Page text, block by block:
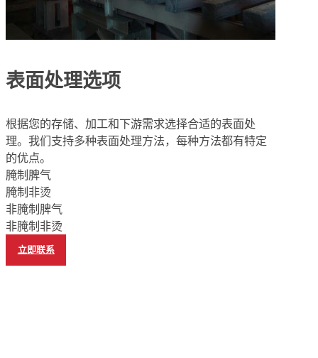
表面处理选项
根据您的存储、加工和下游需求选择合适的表面处
理。我们支持多种表面处理方法，每种方法都有特定
的优点。
腌制脾气
腌制非烫
非腌制脾气
非腌制非烫
立即联系